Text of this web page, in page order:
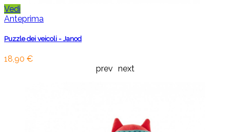
Vedi
Anteprima
Puzzle dei veicoli - Janod
18,90 €
prev next